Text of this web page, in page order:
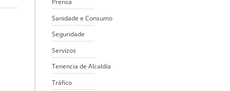
Prensa
Sanidade e Consumo
Seguridade
Servizos
Tenencia de Alcaldía
Tráfico